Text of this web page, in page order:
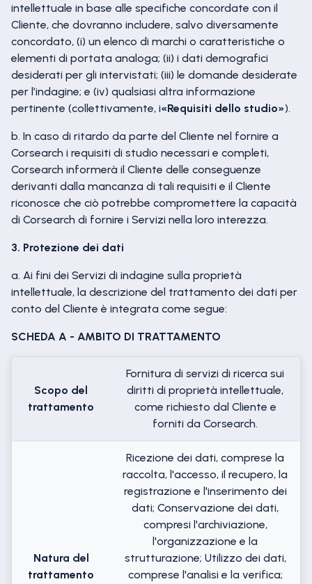
intellettuale in base alle specifiche concordate con il
Cliente, che dovranno includere, salvo diversamente
concordato, (i) un elenco di marchi o caratteristiche o
elementi di portata analoga; (ii) i dati demografici
desiderati per gli intervistati; (iii) le domande desiderate
per l’indagine; e (iv) qualsiasi altra informazione
pertinente (collettivamente, i«Requisiti dello studio»).
b. In caso di ritardo da parte del Cliente nel fornire a
Corsearch i requisiti di studio necessari e completi,
Corsearch informerà il Cliente delle conseguenze
derivanti dalla mancanza di tali requisiti e il Cliente
riconosce che ciò potrebbe compromettere la capacità
di Corsearch di fornire i Servizi nella loro interezza.
3. Protezione dei dati
a. Ai fini dei Servizi di indagine sulla proprietà
intellettuale, la descrizione del trattamento dei dati per
conto del Cliente è integrata come segue:
SCHEDA A - AMBITO DI TRATTAMENTO
Scopo del
trattamento
Fornitura di servizi di ricerca sui
diritti di proprietà intellettuale,
come richiesto dal Cliente e
forniti da Corsearch.
Natura del
trattamento
Ricezione dei dati, comprese la
raccolta, l'accesso, il recupero, la
registrazione e l'inserimento dei
dati; Conservazione dei dati,
compresi l'archiviazione,
l'organizzazione e la
strutturazione; Utilizzo dei dati,
comprese l'analisi e la verifica;